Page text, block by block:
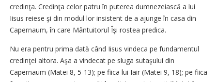
credinţa. Credinţa celor patru în puterea dumnezeiască a lui
Iisus reiese şi din modul lor insistent de a ajunge în casa din
Capernaum, în care Mântuitorul Îşi rostea predica.
Nu era pentru prima dată când Iisus vindeca pe fundamentul
credinţei altora. Aşa a vindecat pe sluga sutaşului din
Capernaum (Matei 8, 5-13); pe fiica lui Iair (Matei 9, 18); pe fiica